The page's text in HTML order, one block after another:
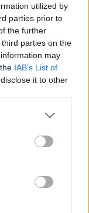
utilized by
parties prior to
the further
parties on the
may
IAB’s List of
it to other